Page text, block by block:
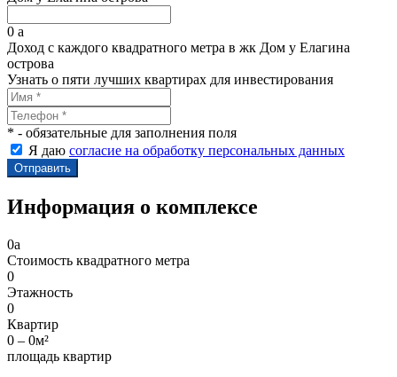
0 a
Доход с каждого квадратного метра в жк Дом у Елагина
острова
Узнать о пяти лучших квартирах для инвестирования
* - обязательные для заполнения поля
Я даю согласие на обработку персональных данных
Информация о комплексе
0a
Стоимость квадратного метра
0
Этажность
0
Квартир
0 – 0м²
площадь квартир